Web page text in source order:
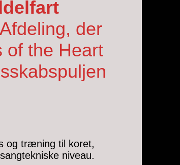
der
of the Heart
og træning til koret,
niveau.